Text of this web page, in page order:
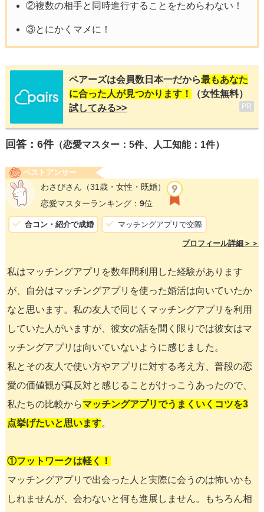
②複数の相手と同時進行することをためらわない！
③とにかくマメに！
ペアーズは会員数日本一だから最もあなた
に合った人が見つかります！
（女性無料）
試してみる>>
PR
回答： 6件（恋愛マスター：5件、人工知能：1件）
ベストアンサー
わさびさん （31歳・女性・既婚）
恋愛マスターランキング： 9位
合コン・紹介で成婚 マッチングアプリで交際
プロフィール詳細＞＞
私はマッチングアプリを数年間利用した経験があります
が、自分はマッチングアプリを使った婚活は向いていたか
なと思います。私の友人で同じくマッチングアプリを利用
していた人がいますが、彼女の話を聞く限りでは彼女はマ
ッチングアプリは向いていないように感じました。
私とその友人で使い方やアプリに対する考え方、普段の恋
愛の価値観が真反対と感じることがけっこうあったので、
私たちの比較からマッチングアプリでうまくいくコツを3
点挙げたいと思います。
①フットワークは軽く！
マッチングアプリで出会った人と実際に会うのは怖いかも
しれませんが、会わないと何も進展しません。もちろん相